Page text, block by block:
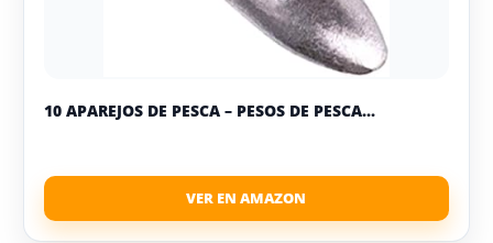
10 APAREJOS DE PESCA – PESOS DE PESCA...